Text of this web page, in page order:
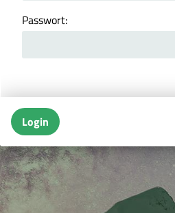
Passwort:
Login